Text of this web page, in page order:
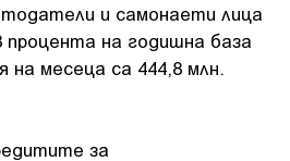
и самонаети лица
процента на годишна база
на месеца са 444,8 млн.
за